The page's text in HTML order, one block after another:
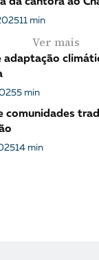
da cantora ao
11 min
Ver mais
adaptação
5 min
comunidades
14 min